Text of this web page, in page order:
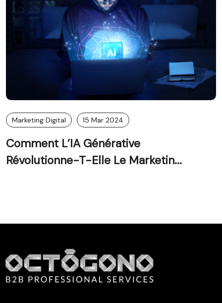
Marketing Digital 15 Mar 2024
Comment L’IA Générative
Révolutionne-T-Elle Le Marketin...